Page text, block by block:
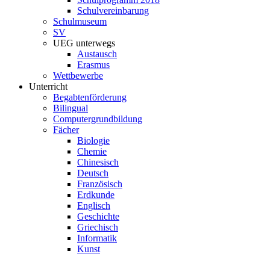
Schulvereinbarung
Schulmuseum
SV
UEG unterwegs
Austausch
Erasmus
Wettbewerbe
Unterricht
Begabtenförderung
Bilingual
Computergrundbildung
Fächer
Biologie
Chemie
Chinesisch
Deutsch
Französisch
Erdkunde
Englisch
Geschichte
Griechisch
Informatik
Kunst